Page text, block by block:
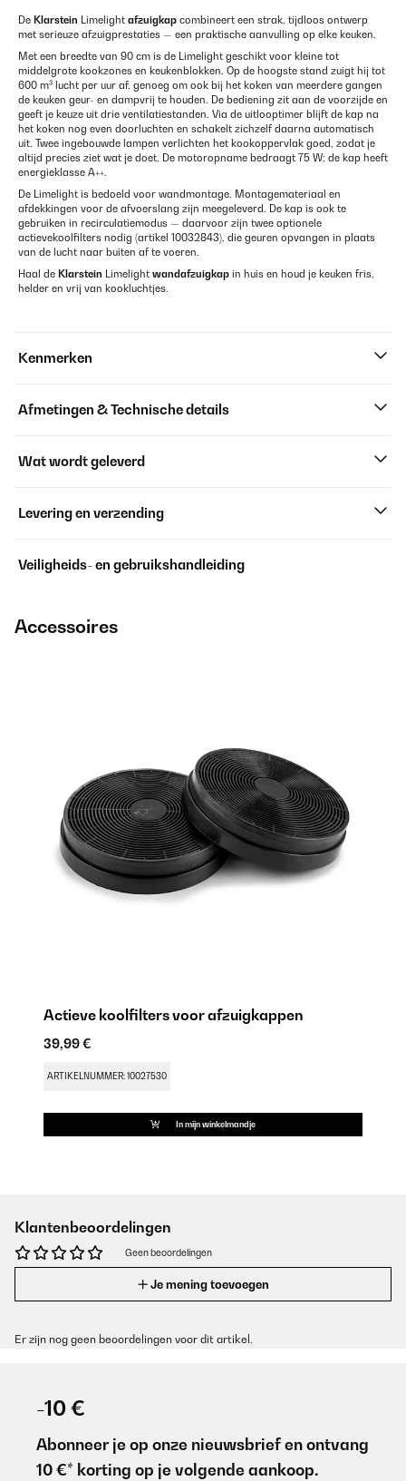
De Klarstein Limelight afzuigkap combineert een strak, tijdloos ontwerp
met serieuze afzuigprestaties — een praktische aanvulling op elke keuken.
Met een breedte van 90 cm is de Limelight geschikt voor kleine tot
middelgrote kookzones en keukenblokken. Op de hoogste stand zuigt hij tot
600 m³ lucht per uur af, genoeg om ook bij het koken van meerdere gangen
de keuken geur- en dampvrij te houden. De bediening zit aan de voorzijde en
geeft je keuze uit drie ventilatiestanden. Via de uitlooptimer blijft de kap na
het koken nog even doorluchten en schakelt zichzelf daarna automatisch
uit. Twee ingebouwde lampen verlichten het kookoppervlak goed, zodat je
altijd precies ziet wat je doet. De motoropname bedraagt 75 W; de kap heeft
energieklasse A++.
De Limelight is bedoeld voor wandmontage. Montagemateriaal en
afdekkingen voor de afvoerslang zijn meegeleverd. De kap is ook te
gebruiken in recirculatiemodus — daarvoor zijn twee optionele
actievekoolfilters nodig (artikel 10032843), die geuren opvangen in plaats
van de lucht naar buiten af te voeren.
Haal de Klarstein Limelight wandafzuigkap in huis en houd je keuken fris,
helder en vrij van kookluchtjes.
Kenmerken
Afmetingen & Technische details
Wat wordt geleverd
Levering en verzending
Veiligheids- en gebruikshandleiding
Accessoires
Actieve koolfilters voor afzuigkappen
39,99 €
ARTIKELNUMMER: 10027530
In mijn winkelmandje
Klantenbeoordelingen
Geen beoordelingen
Je mening toevoegen
Er zijn nog geen beoordelingen voor dit artikel.
-10 €
Abonneer je op onze nieuwsbrief en ontvang
10 €* korting op je volgende aankoop.